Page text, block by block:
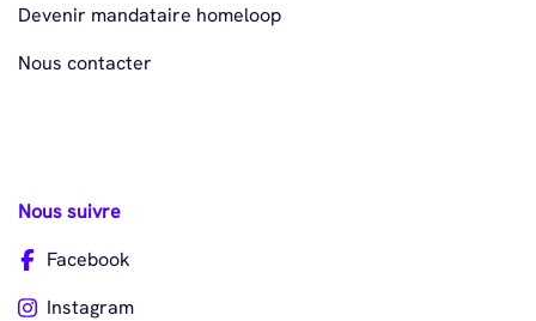
Devenir mandataire homeloop
Nous contacter
Nous suivre
Facebook
Instagram